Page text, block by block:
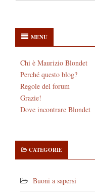
MENU
Chi è Maurizio Blondet
Perché questo blog?
Regole del forum
Grazie!
Dove incontrare Blondet
CATEGORIE
Buoni a sapersi